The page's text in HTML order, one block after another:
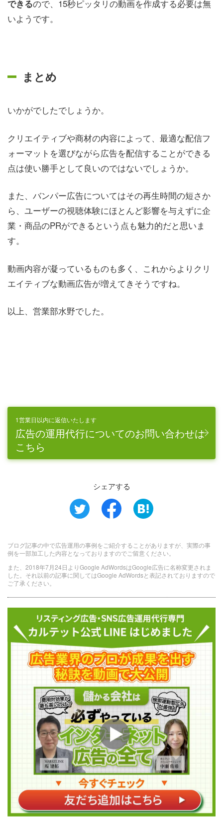
できるので、15秒ピッタリの動画を作成する必要は無
いようです。
まとめ
いかがでしたでしょうか。
クリエイティブや商材の内容によって、最適な配信フ
ォーマットを選びながら広告を配信することができる
点は使い勝手として良いのではないでしょうか。
また、バンパー広告についてはその再生時間の短さか
ら、ユーザーの視聴体験にほとんど影響を与えずに企
業・商品のPRができるという点も魅力的だと思いま
す。
動画内容が凝っているものも多く、これからよりクリ
エイティブな動画広告が増えてきそうですね。
以上、営業部水野でした。
1営業日以内に返信いたします
広告の運用代行についてのお問い合わせは
こちら
シェアする
ブログ記事の中で広告運用の事例をご紹介することがありますが、実際の事
例を一部加工した内容となっておりますのでご留意ください。
また、2018年7月24日よりGoogle AdWordsはGoogle広告に名称変更されま
した。それ以前の記事に関してはGoogle AdWordsと表記されておりますので
ご了承ください。